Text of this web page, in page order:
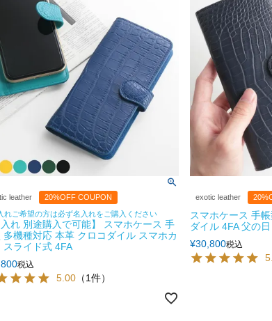
leather
20%OFF COUPON
れご希望の方は必ず名入れをご購入ください
入れ 別途購入で可能】 スマホケース 手
多機種対応 本革 クロコダイル スマホカ
スライド式 4FA
税込
5.00 （1件）
exotic leather
スマホケース 手
ダイル 4FA 父の
¥30,800税込